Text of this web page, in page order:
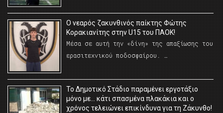
O νεαρός ζακυνθινός παίκτης Φώτης
Κορακιανίτης στην U15 του ΠΑΟΚ!
Μέσα σε αυτή την «δίνη» της απαξίωσης του
ερασιτεχνικού ποδοσφαίρου. …
Το Δημοτικό Στάδιο παραμένει εργοτάξιο
μόνο με… κάτι σπασμένα πλακάκια και ο
χρόνος τελειώνει επικίνδυνα για τη Ζάκυνθο!